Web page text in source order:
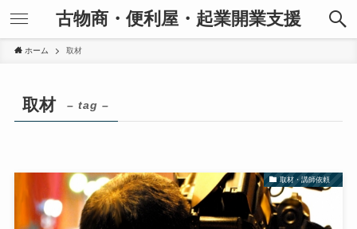
古物商・便利屋・起業開業支援
ホーム 取材
取材 – tag –
取材・講師依頼